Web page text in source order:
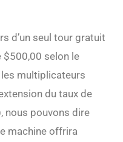
d’un seul tour gratuit
$500,00 selon le
multiplicateurs
du taux de
nous pouvons dire
machine offrira